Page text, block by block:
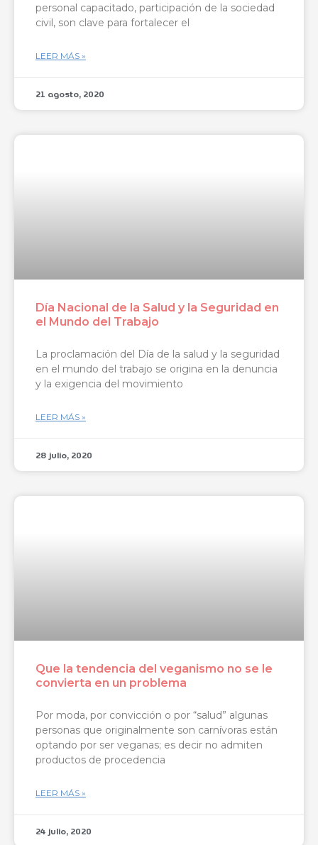
personal capacitado, participación de la sociedad
civil, son clave para fortalecer el
LEER MÁS »
21 agosto, 2020
Día Nacional de la Salud y la Seguridad en
el Mundo del Trabajo
La proclamación del Día de la salud y la seguridad
en el mundo del trabajo se origina en la denuncia
y la exigencia del movimiento
LEER MÁS »
28 julio, 2020
Que la tendencia del veganismo no se le
convierta en un problema
Por moda, por convicción o por “salud” algunas
personas que originalmente son carnívoras están
optando por ser veganas; es decir no admiten
productos de procedencia
LEER MÁS »
24 julio, 2020